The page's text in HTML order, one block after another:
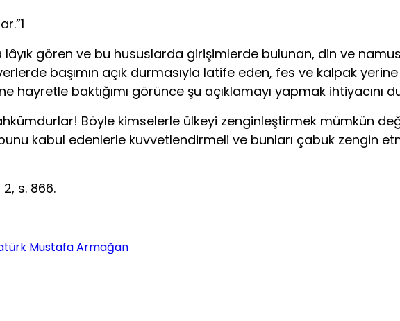
gören ve bu hususlarda girişimlerde bulunan, din ve
başımın açık durmasıyla latife eden, fes ve kalpak
baktığımı görünce şu açıklamayı yapmak ihtiyacını
Böyle kimselerle ülkeyi zenginleştirmek mümkün
kabul edenlerle kuvvetlendirmeli ve bunları çabuk zengin
s. 866.
Mustafa Armağan